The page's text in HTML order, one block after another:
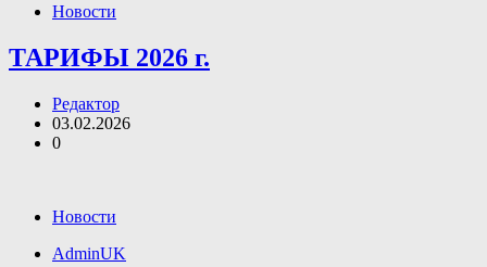
Новости
ТАРИФЫ 2026 г.
Редактор
03.02.2026
0
Новости
AdminUK